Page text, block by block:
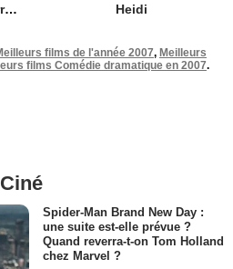
Les Aventures d'Huckleberry Finn Heidi
films de l'année 2007, Meilleurs
films Comédie dramatique en 2007.
Spider-Man Brand New Day :
une suite est-elle prévue ?
Quand reverra-t-on Tom Holland
chez Marvel ?